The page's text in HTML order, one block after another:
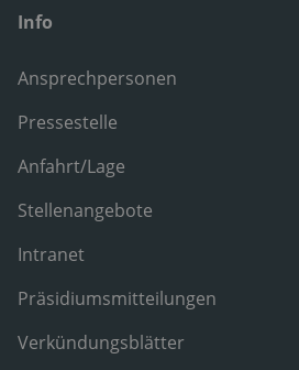
Info
Ansprechpersonen
Pressestelle
Anfahrt/Lage
Stellenangebote
Intranet
Präsidiumsmitteilungen
Verkündungsblätter